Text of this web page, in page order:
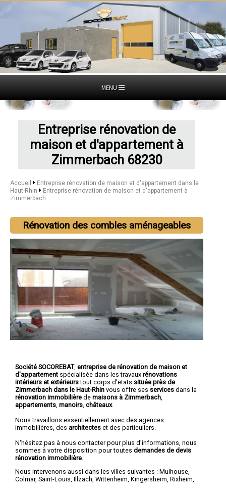
MENU
Entreprise rénovation de
maison et d'appartement à
Zimmerbach 68230
Accueil
Entreprise rénovation de maison et d'appartement dans le
Haut-Rhin
Entreprise rénovation de maison et d'appartement à
Zimmerbach
Rénovation des combles aménageables
Société SOCOREBAT, entreprise de rénovation de maison et
d'appartement spécialisée dans les travaux rénovations
intérieurs et extérieurstout corps d'etats située près de
Zimmerbach dans le Haut-Rhin vous offre ses services dans la
rénovation immobilière de maisons à Zimmerbach
appartements manoirs châteaux.
Nous travaillons essentiellement avec des agences
immobilières, des architectes et des particuliers.
N'hésitez pas à nous contacter pour plus d'informations, nous
sommes à votre disposition pour toutes demandes de devis
rénovation immobilière
Nous intervenons aussi dans les villes suivantes : Mulhouse,
Colmar, Saint-Louis, Illzach, Wittenheim, Kingersheim, Rixheim,